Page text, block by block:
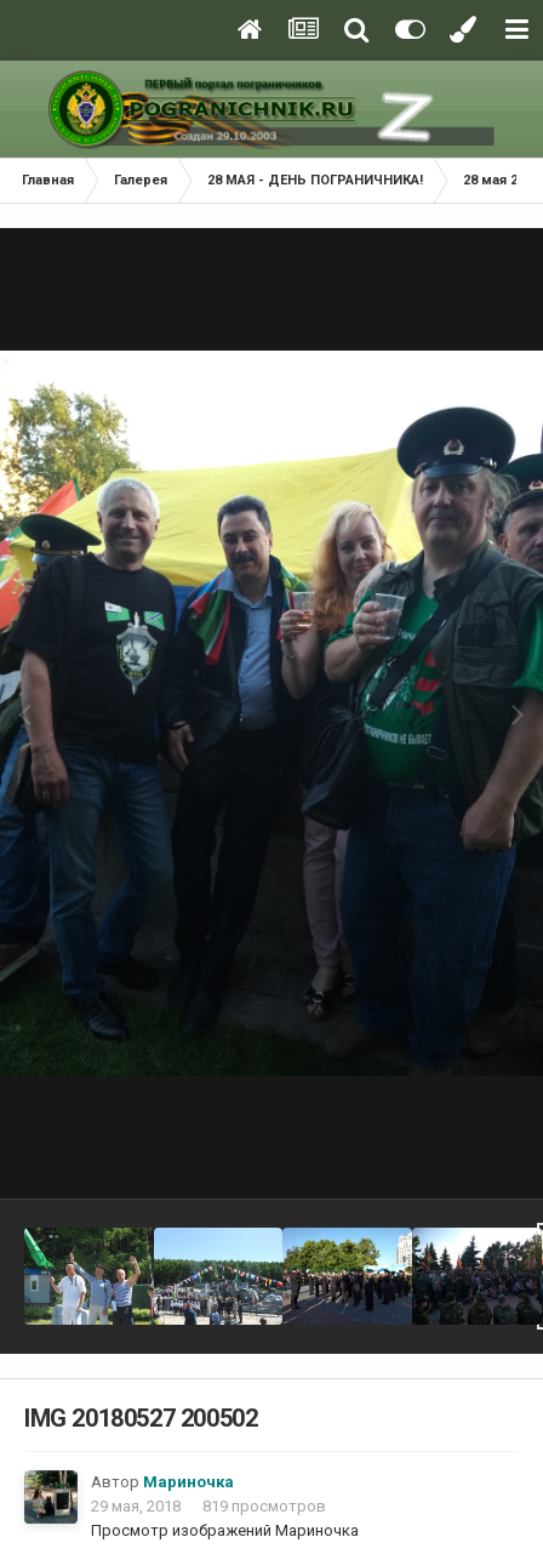
Главная Галерея 28 МАЯ - ДЕНЬ ПОГРАНИЧНИКА! 28 мая
IMG 20180527 200502
Автор Мариночка
29 мая, 2018
819 просмотров
Просмотр изображений Мариночка